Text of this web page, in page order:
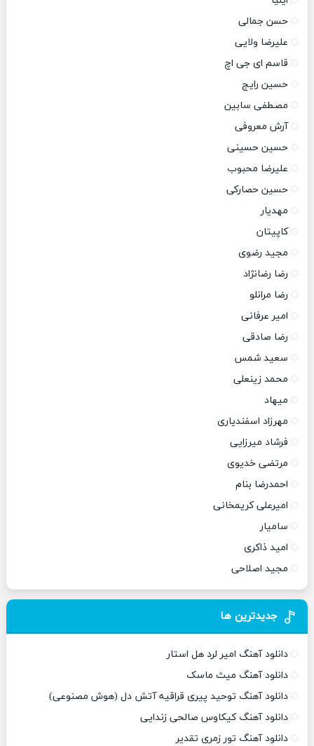
حسن جمالی
علیرضا ولایی
قاسم ای جی اچ
حسین رایج
مصطفی سابین
آرش معروفی
حسین حسینی
علیرضا محبوب
حسین حصارکی
مهدیار
کاپیتان
مجید رضوی
رضا رضانژاد
رضا مرانلو
امیر عرفانی
رضا صادقی
سعید شمس
محمد زینعلی
میهاد
مهرزاد اسفندیاری
فرشاد میرزایی
مرتضی خدیوی
احمدرضا بنام
امیرعلی کریمخانی
سامیار
امید ذاکری
مجید اصلاحی
جدیدترین ها
دانلود آهنگ امیر لرد هل استار
دانلود آهنگ میث ماسک
دانلود آهنگ توحید پیری قراقیه آتش دل (هوش مصنوعی)
دانلود آهنگ کیکاوس صالحی زندایی
دانلود آهنگ تور زمری تقدیر